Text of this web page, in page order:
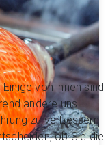
von ihnen sind
andere uns
zu verbessern
ob Sie die